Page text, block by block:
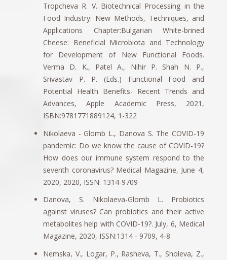
Tropcheva R. V. Biotechnical Processing in the
Food Industry: New Methods, Techniques, and
Applications Chapter:Bulgarian White-brined
Cheese: Beneficial Microbiota and Technology
for Development of New Functional Foods.
Verma D. K., Patel A., Nihir P. Shah N. P.,
Srivastav P. P. (Eds.) Functional Food and
Potential Health Benefits- Recent Trends and
Advances, Apple Academic Press, 2021,
ISBN:9781771889124, 1-322
Nikolaeva - Glomb L., Danova S. The COVID-19
pandemic: Do we know the cause of COVID-19?
How does our immune system respond to the
seventh coronavirus? Medical Magazine, June 4,
2020, 2020, ISSN: 1314-9709
Danova, S. Nikolaeva-Glomb L. Probiotics
against viruses? Can probiotics and their active
metabolites help with COVID-19?. July, 6, Medical
Magazine, 2020, ISSN:1314 - 9709, 4-8
Nemska, V., Logar, P., Rasheva, T., Sholeva, Z.,